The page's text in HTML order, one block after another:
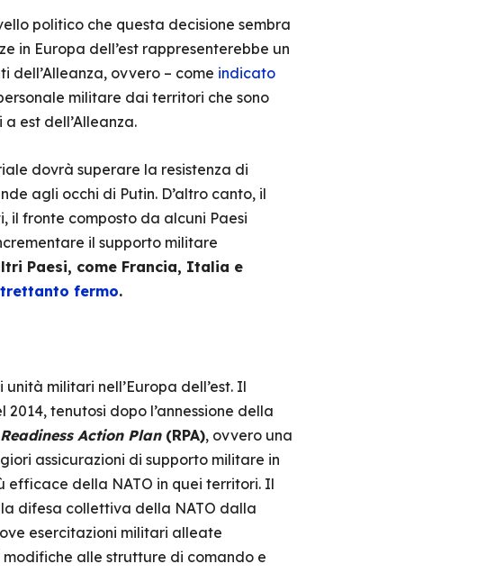
politico che questa decisione sembra
in Europa dell’est rappresenterebbe un
dell’Alleanza, ovvero – come indicato
militare dai territori che sono
est dell’Alleanza.
dovrà superare la resistenza di
agli occhi di Putin. D’altro canto, il
il fronte composto da alcuni Paesi
il supporto militare
Paesi, come Francia, Italia e
fermo.
militari nell’Europa dell’est. Il
tenutosi dopo l’annessione della
Readiness Action Plan (RPA), ovvero una
assicurazioni di supporto militare in
efficace della NATO in quei territori. Il
difesa collettiva della NATO dalla
esercitazioni militari alleate
alle strutture di comando e